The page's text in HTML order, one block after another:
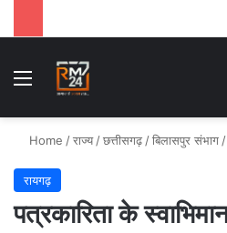
Menu
Home /राज्य /छत्तीसगढ़ /बिलासपुर संभाग /
रायगढ़
पत्रकारिता के